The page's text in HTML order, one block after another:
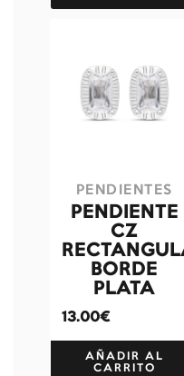
PENDIENTES
PENDIENTE
CZ
BORDE
PLATA
13.00€
AÑADIR AL
CARRITO